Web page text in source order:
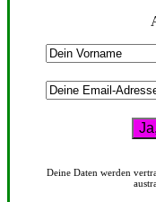
Deine Daten werden